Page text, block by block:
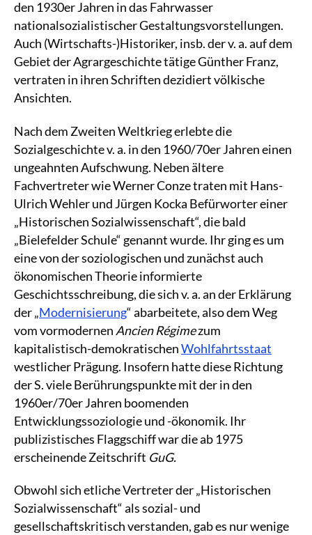
den 1930er Jahren in das Fahrwasser
nationalsozialistischer Gestaltungsvorstellungen.
Auch (Wirtschafts-)Historiker, insb. der v. a. auf dem
Gebiet der Agrargeschichte tätige Günther Franz,
vertraten in ihren Schriften dezidiert völkische
Ansichten.
Nach dem Zweiten Weltkrieg erlebte die
Sozialgeschichte v. a. in den 1960/70er Jahren einen
ungeahnten Aufschwung. Neben ältere
Fachvertreter wie Werner Conze traten mit Hans-
Ulrich Wehler und Jürgen Kocka Befürworter einer
„Historischen Sozialwissenschaft“, die bald
„Bielefelder Schule“ genannt wurde. Ihr ging es um
eine von der soziologischen und zunächst auch
ökonomischen Theorie informierte
Geschichtsschreibung, die sich v. a. an der Erklärung
der „Modernisierung“ abarbeitete, also dem Weg
vom vormodernen Ancien Régimezum
kapitalistisch-demokratischenWohlfahrtsstaat
westlicher Prägung. Insofern hatte diese Richtung
der S. viele Berührungspunkte mit der in den
1960er/70er Jahren boomenden
Entwicklungssoziologie und -ökonomik. Ihr
publizistisches Flaggschiff war die ab 1975
erscheinende Zeitschrift GuG.
Obwohl sich etliche Vertreter der „Historischen
Sozialwissenschaft“ als sozial- und
gesellschaftskritisch verstanden, gab es nur wenige